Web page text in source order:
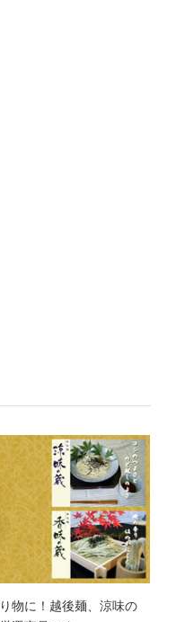
物に！越後麺、涼味の